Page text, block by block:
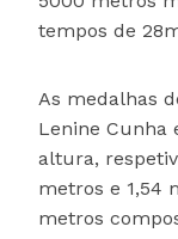
tempos de
As medalhas
Lenine Cunha
altura,
metros e 1,54
metros